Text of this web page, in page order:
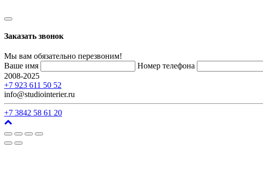
Заказать звонок
Мы вам обязательно перезвоним!
Ваше имя
Номер телефона
2008-2025
+7 923 611 50 52
info@studiointerier.ru
+7 3842 58 61 20